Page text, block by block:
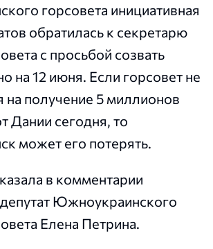
горсовета инициативная
обратилась к секретарю
с просьбой созвать
на 12 июня. Если горсовет не
на получение 5 миллионов
Дании сегодня, то
может его потерять.
в комментарии
депутат Южноукраинского
Елена Петрина.